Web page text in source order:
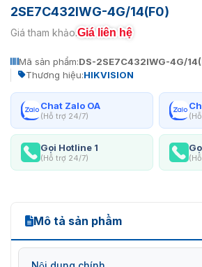
2SE7C432IWG-4G/14(F0)
Giá tham khảo:Giá liên hệ
Mã sản phẩm:DS-2SE7C432IWG-4G/
Thương hiệu:HIKVISION
Chat Zalo OA
(Hỗ trợ 24/7)
Gọi Hotline 1
(Hỗ trợ 24/7)
Mô tả sản phẩm